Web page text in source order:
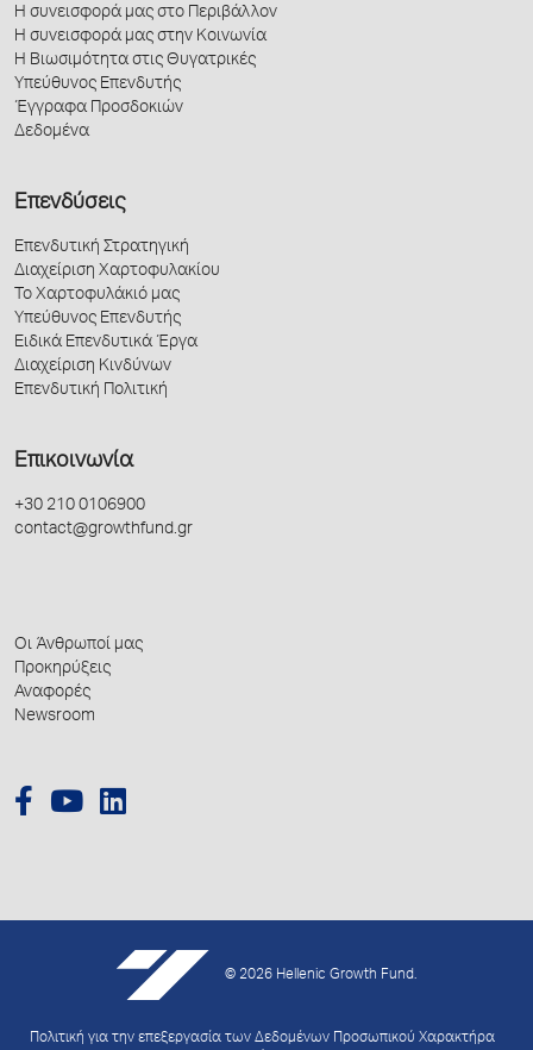
Η συνεισφορά μας στο Περιβάλλον
Η συνεισφορά μας στην Κοινωνία
Η Βιωσιμότητα στις Θυγατρικές
Υπεύθυνος Επενδυτής
Έγγραφα Προσδοκιών
Δεδομένα
Επενδύσεις
Επενδυτική Στρατηγική
Διαχείριση Χαρτοφυλακίου
Το Χαρτοφυλάκιό μας
Υπεύθυνος Επενδυτής
Ειδικά Επενδυτικά Έργα
Διαχείριση Κινδύνων
Επενδυτική Πολιτική
Επικοινωνία
+30 210 0106900
contact@growthfund.gr
Οι Άνθρωποί μας
Προκηρύξεις
Αναφορές
Newsroom
© 2026 Hellenic Growth Fund.
Πολιτική για την επεξεργασία των Δεδομένων Προσωπικού Χαρακτήρα